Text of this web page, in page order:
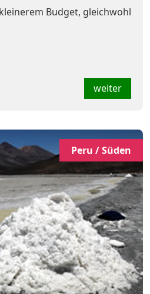
Budget, gleichwohl
weiter
Peru / Süden